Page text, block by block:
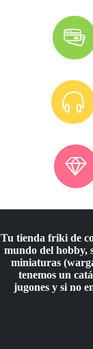
Tu tienda friki de
mundo del hobby,
miniaturas
tenemos un
jugones y si no